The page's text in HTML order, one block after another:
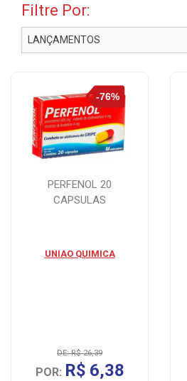
Filtre Por:
PERFENOL 20
CAPSULAS
UNIAO QUIMICA
DE: R$ 26,39
POR: R$ 6,38